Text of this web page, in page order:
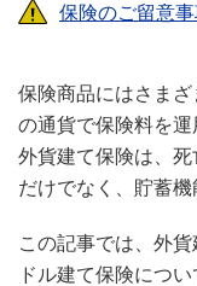
保険のご留意
保険商品にはさま
の通貨で保険料を運
外貨建て保険は、
だけでなく、貯蓄機
この記事では、外
ドル建て保険につ